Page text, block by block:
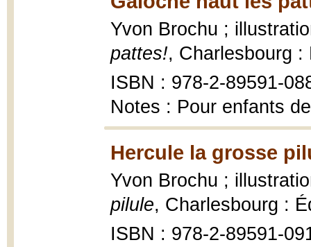
Yvon Brochu ;
pattes!, Charlesbourg :
ISBN : 978-2-89591-
Notes : Pour enfants
Hercule la grosse
Yvon Brochu ;
pilule, Charlesbourg :
ISBN : 978-2-89591-